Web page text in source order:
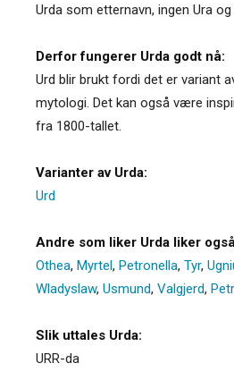
Urda som etternavn, ingen Ura og
Derfor fungerer Urda godt nå:
Urd blir brukt fordi det er variant
mytologi. Det kan også være
fra 1800-tallet.
Varianter av Urda:
Urd
Andre som liker Urda liker
Othea, Myrtel, Petronella, Tyr,
Wladyslaw, Usmund, Valgjerd,
Slik uttales Urda:
URR-da